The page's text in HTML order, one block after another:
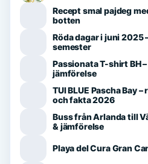
Recept smal pajdeg
botten
Röda dagar i juni 2025
semester
Passionata T-shirt BH
jämförelse
TUI BLUE Pascha Bay
och fakta 2026
Buss från Arlanda till
& jämförelse
Playa del Cura Gran